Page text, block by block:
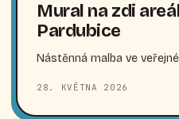
Mural na zdi
Pardubice
Nástěnná malba ve
28. KVĚTNA 2026